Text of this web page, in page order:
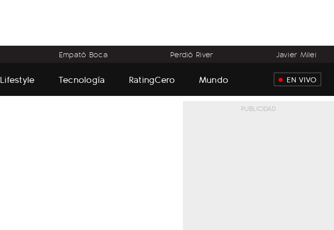
Empató Boca Perdió River Javier Milei
Lifestyle Tecnología RatingCero Mundo EN VIVO